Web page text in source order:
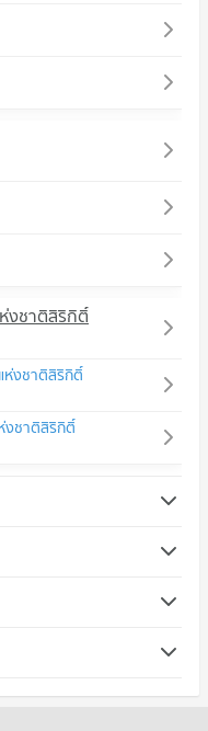
งชาติสิริกิติ์
ห่งชาติสิริกิติ์
งชาติสิริกิติ์
สานมิตร
ะสานมิตร
านมิตร